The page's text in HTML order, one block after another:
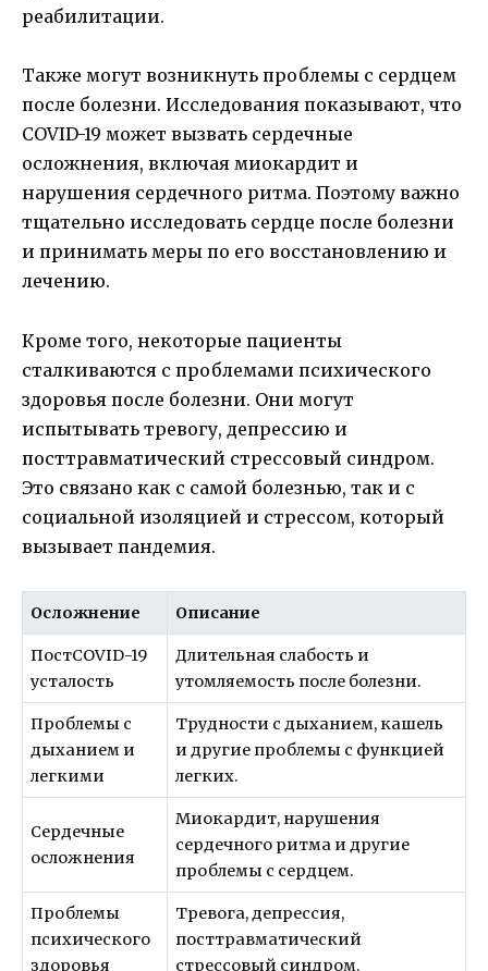
реабилитации.
Также могут возникнуть проблемы с сердцем
после болезни. Исследования показывают, что
COVID-19 может вызвать сердечные
осложнения, включая миокардит и
нарушения сердечного ритма. Поэтому важно
тщательно исследовать сердце после болезни
и принимать меры по его восстановлению и
лечению.
Кроме того, некоторые пациенты
сталкиваются с проблемами психического
здоровья после болезни. Они могут
испытывать тревогу, депрессию и
посттравматический стрессовый синдром.
Это связано как с самой болезнью, так и с
социальной изоляцией и стрессом, который
вызывает пандемия.
Осложнение Описание
ПостCOVID-19
усталость
Длительная слабость и
утомляемость после болезни.
Проблемы с
дыханием и
легкими
Трудности с дыханием, кашель
и другие проблемы с функцией
легких.
Сердечные
осложнения
Миокардит, нарушения
сердечного ритма и другие
проблемы с сердцем.
Проблемы
психического
здоровья
Тревога, депрессия,
посттравматический
стрессовый синдром.